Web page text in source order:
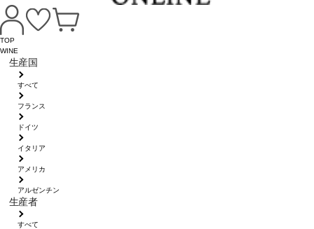
TOP
WINE
生産国
すべて
フランス
ドイツ
イタリア
アメリカ
アルゼンチン
生産者
すべて